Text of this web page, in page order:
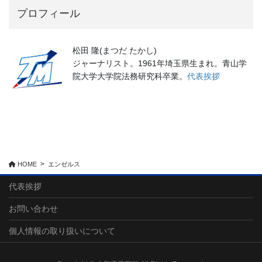
プロフィール
松田 隆(まつだ たかし)
ジャーナリスト。1961年埼玉県生まれ。青山学
院大学大学院法務研究科卒業。 代表挨拶
HOME エンゼルス
代表挨拶
お問い合わせ
個人情報の取り扱いについて